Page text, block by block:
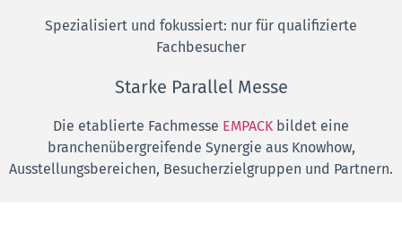
Spezialisiert und fokussiert: nur für qualifizierte
Fachbesucher
Starke Parallel Messe
Die etablierte Fachmesse EMPACK bildet eine
branchenübergreifende Synergie aus Knowhow,
Ausstellungsbereichen, Besucherzielgruppen und Partnern.